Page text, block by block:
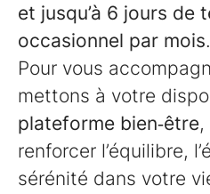
et jusqu’à 6 jours de
occasionnel par mois.
Pour vous
mettons à votre
plateforme bien‑être
renforcer l’équilibre,
sérénité dans votre